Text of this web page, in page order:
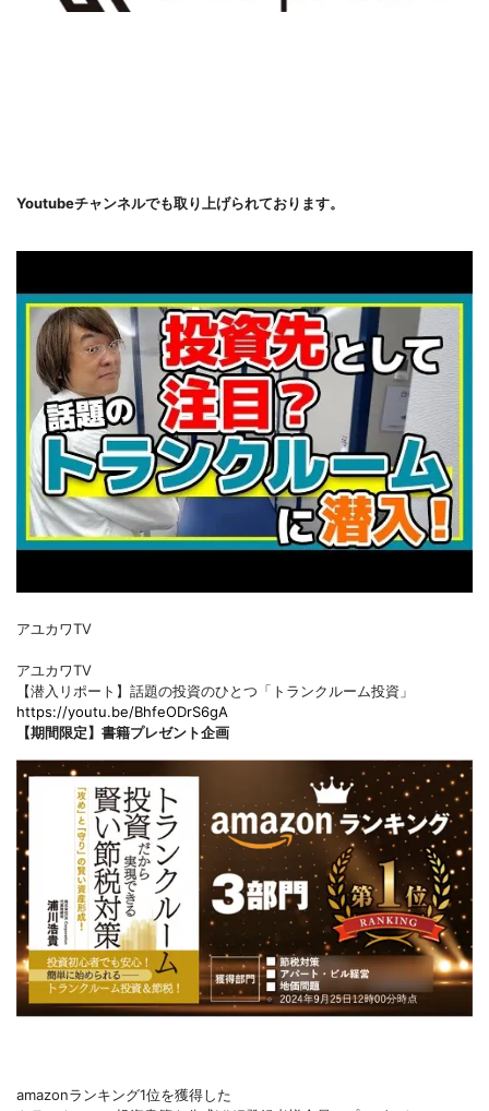
Youtubeチャンネルでも取り上げられております。
アユカワTV
アユカワTV
【潜入リポート】話題の投資のひとつ「トランクルーム投資」
https://youtu.be/BhfeODrS6gA
【期間限定】書籍プレゼント企画
amazonランキング1位を獲得した